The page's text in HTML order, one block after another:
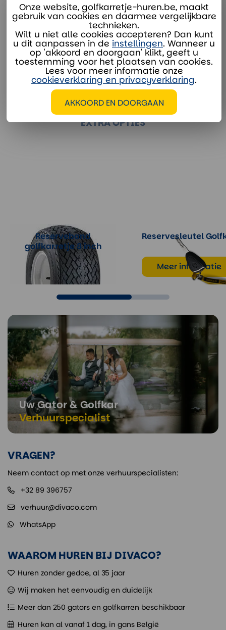
Onze verhuurspecialisten staan voor je klaar:
verhuur@divaco.com
Whatsapp
EXTRA OPTIES
Reserveband
golfkarretje 8 inch
Meer informatie
Reservesleutel
Meer informatie
Uw Gator & Golfkar
Verhuurspecialist
VRAGEN?
Neem contact op met onze verhuurspecialisten:
+32 89 396757
verhuur@divaco.com
WhatsApp
WAAROM HUREN BIJ DIVACO?
Huren zonder gedoe, al 35 jaar
Wij maken het eenvoudig en duidelijk
Meer dan 250 gators en golfkarren beschikbaar
Huren kan al vanaf 1 dag, in gans België
Onze website, golfkarretje-huren.be, maakt
gebruik van cookies en daarmee vergelijkbare
technieken.
Wilt u niet alle cookies accepteren? Dan kunt
u dit aanpassen in de instellingen. Wanneer u
op 'akkoord en doorgaan' klikt, geeft u
toestemming voor het plaatsen van cookies.
Lees voor meer informatie onze
cookieverklaring en privacyverklaring.
AKKOORD EN DOORGAAN